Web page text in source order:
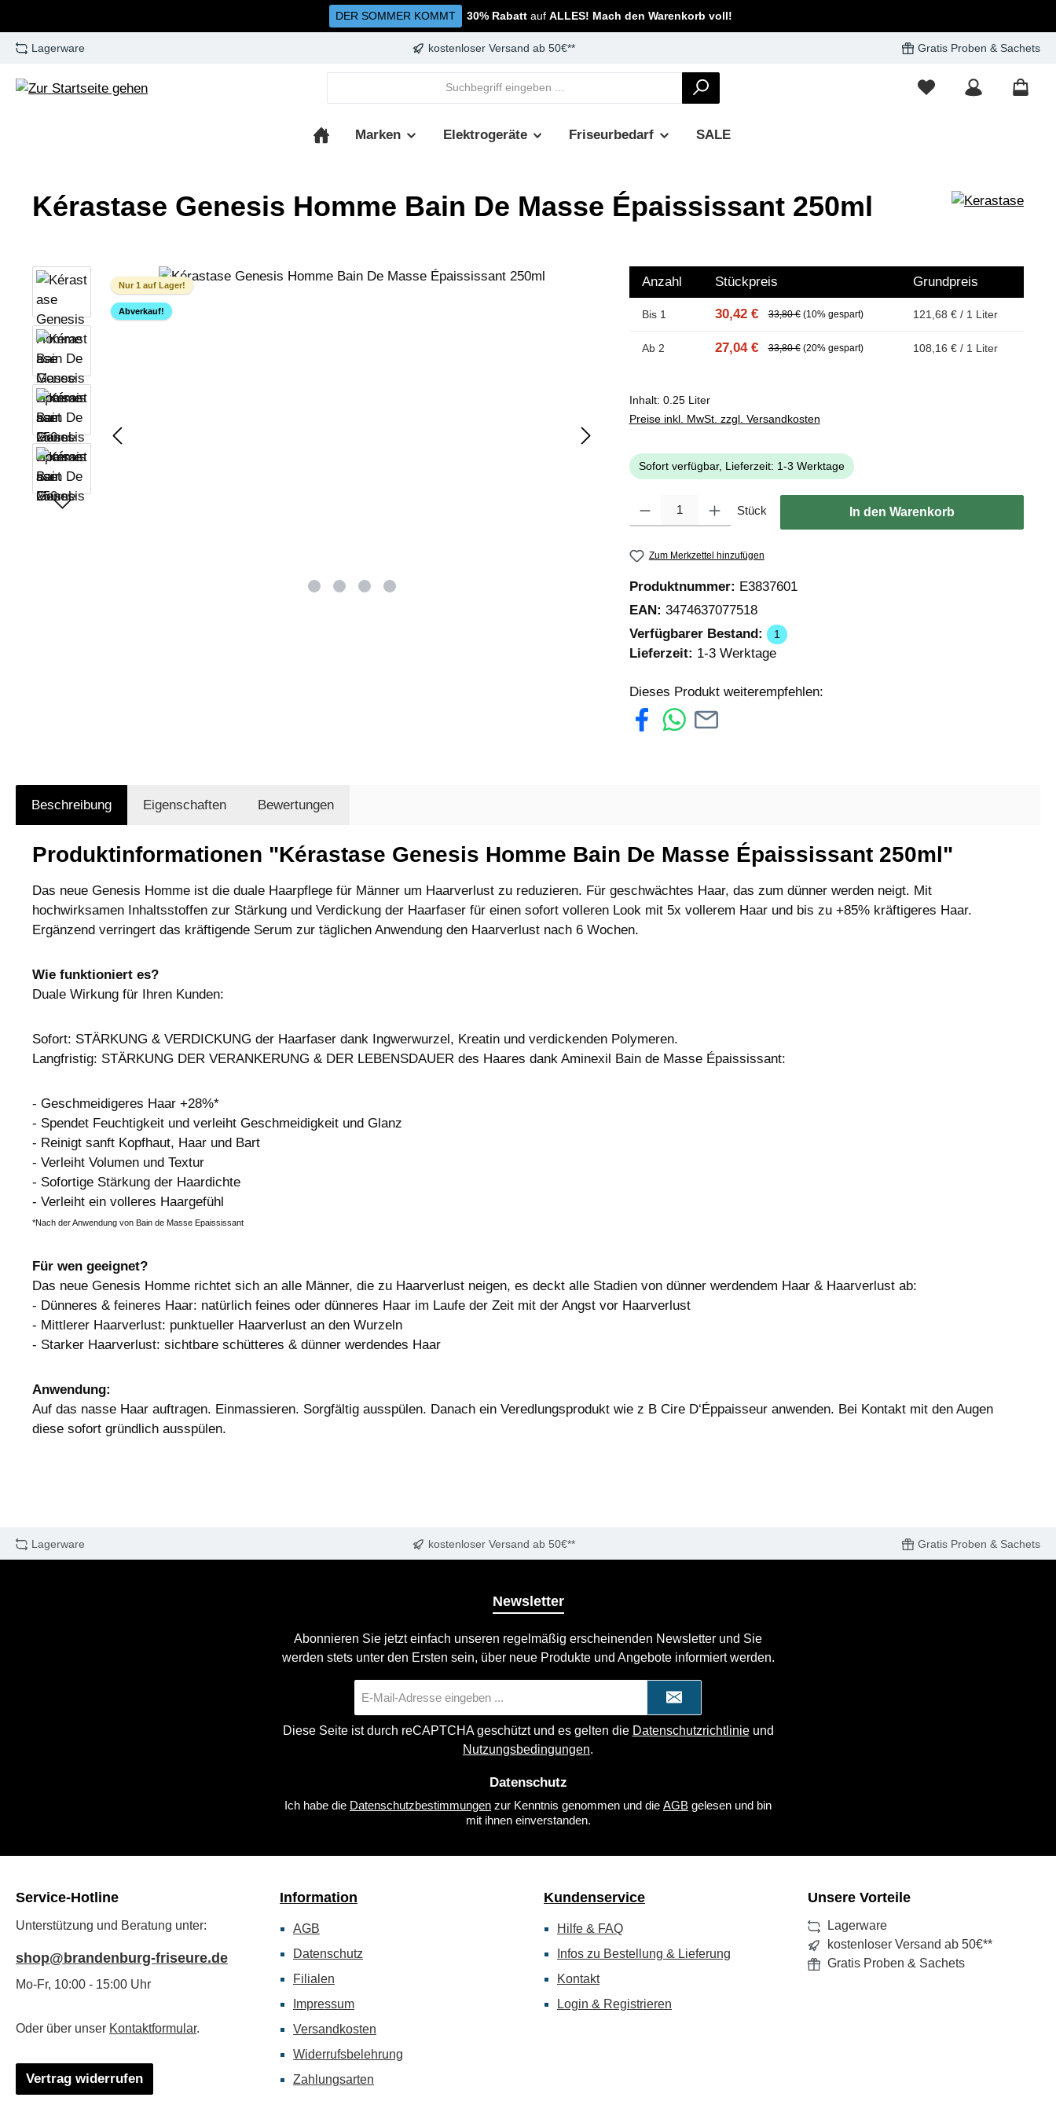
DER SOMMER KOMMT 30% Rabattauf ALLES! Mach den Warenkorb voll!
Lagerware kostenloser Versand ab 50€** Gratis Proben & Sachets
Marken Elektrogeräte Friseurbedarf SALE
Kérastase Genesis Homme Bain De Masse Épaississant 250ml
Bildergalerie überspringen
Nur 1 auf Lager!
Abverkauf!
Anzahl Stückpreis Grundpreis
Bis 1 30,42 € 33,80 € (10% gespart) 121,68 € / 1 Liter
Ab 2 27,04 € 33,80 € (20% gespart) 108,16 € / 1 Liter
Inhalt: 0.25 Liter
Preise inkl. MwSt. zzgl. Versandkosten
Sofort verfügbar, Lieferzeit: 1-3 Werktage
Stück In den Warenkorb
Zum Merkzettel hinzufügen
Produktnummer: E3837601
EAN: 3474637077518
Verfügbarer Bestand:
1
Lieferzeit: 1-3 Werktage
Dieses Produkt weiterempfehlen:
Beschreibung Eigenschaften Bewertungen
Produktinformationen "Kérastase Genesis Homme Bain De Masse Épaississant 250ml"
Das neue Genesis Homme ist die duale Haarpflege für Männer um Haarverlust zu reduzieren. Für geschwächtes Haar, das zum dünner werden neigt. Mit
hochwirksamen Inhaltsstoffen zur Stärkung und Verdickung der Haarfaser für einen sofort volleren Look mit 5x vollerem Haar und bis zu +85% kräftigeres Haar.
Ergänzend verringert das kräftigende Serum zur täglichen Anwendung den Haarverlust nach 6 Wochen.
Wie funktioniert es?
Duale Wirkung für Ihren Kunden:
Sofort: STÄRKUNG & VERDICKUNG der Haarfaser dank Ingwerwurzel, Kreatin und verdickenden Polymeren.
Langfristig: STÄRKUNG DER VERANKERUNG & DER LEBENSDAUER des Haares dank Aminexil Bain de Masse Épaississant:
- Geschmeidigeres Haar +28%*
- Spendet Feuchtigkeit und verleiht Geschmeidigkeit und Glanz
- Reinigt sanft Kopfhaut, Haar und Bart
- Verleiht Volumen und Textur
- Sofortige Stärkung der Haardichte
- Verleiht ein volleres Haargefühl
*Nach der Anwendung von Bain de Masse Epaississant
Für wen geeignet?
Das neue Genesis Homme richtet sich an alle Männer, die zu Haarverlust neigen, es deckt alle Stadien von dünner werdendem Haar & Haarverlust ab:
- Dünneres & feineres Haar: natürlich feines oder dünneres Haar im Laufe der Zeit mit der Angst vor Haarverlust
- Mittlerer Haarverlust: punktueller Haarverlust an den Wurzeln
- Starker Haarverlust: sichtbare schütteres & dünner werdendes Haar
Anwendung:
Auf das nasse Haar auftragen. Einmassieren. Sorgfältig ausspülen. Danach ein Veredlungsprodukt wie z B Cire D‘Éppaisseur anwenden. Bei Kontakt mit den Augen
diese sofort gründlich ausspülen.
Lagerware kostenloser Versand ab 50€** Gratis Proben & Sachets
Newsletter
Abonnieren Sie jetzt einfach unseren regelmäßig erscheinenden Newsletter und Sie
werden stets unter den Ersten sein, über neue Produkte und Angebote informiert werden.
Mail-
*
Diese Seite ist durch reCAPTCHA geschützt und es gelten die Datenschutzrichtlinieund
Nutzungsbedingungen.
Datenschutz
Ich habe die Datenschutzbestimmungen zur Kenntnis genommen und die AGB gelesen und bin
mit ihnen einverstanden.
Service-Hotline
Unterstützung und Beratung unter:
shop@brandenburg-friseure.de
Mo-Fr, 10:00 - 15:00 Uhr
Oder über unser Kontaktformular.
Vertrag widerrufen
Information
AGB
Datenschutz
Filialen
Impressum
Versandkosten
Widerrufsbelehrung
Zahlungsarten
Kundenservice
Hilfe & FAQ
Infos zu Bestellung & Lieferung
Kontakt
Login & Registrieren
Unsere Vorteile
Lagerware
kostenloser Versand ab 50€**
Gratis Proben & Sachets